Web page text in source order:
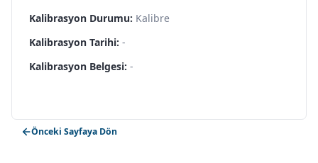
Kalibrasyon Durumu: Kalibre
Kalibrasyon Tarihi: -
Kalibrasyon Belgesi: -
Önceki Sayfaya Dön